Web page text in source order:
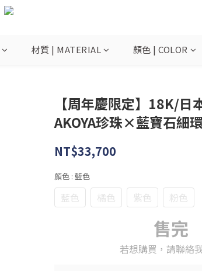
材質 | MATERIAL 顏色 | COLOR
【周年慶限定】18K/日
AKOYA珍珠×藍寶石細
NT$33,700
顏色 : 藍色
藍色 橘色 紫色 粉色
售完
若想購買，請聯絡